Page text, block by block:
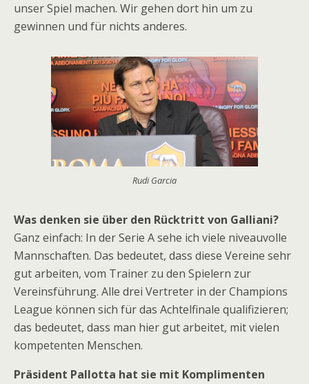
unser Spiel machen. Wir gehen dort hin um zu
gewinnen und für nichts anderes.
Rudi Garcia
Was denken sie über den Rücktritt von Galliani?
Ganz einfach: In der Serie A sehe ich viele niveauvolle
Mannschaften. Das bedeutet, dass diese Vereine sehr
gut arbeiten, vom Trainer zu den Spielern zur
Vereinsführung. Alle drei Vertreter in der Champions
League können sich für das Achtelfinale qualifizieren;
das bedeutet, dass man hier gut arbeitet, mit vielen
kompetenten Menschen.
Präsident Pallotta hat sie mit Komplimenten